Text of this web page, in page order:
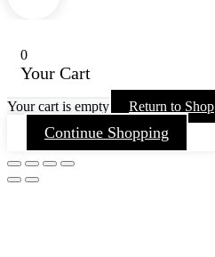
0
Your Cart
Your cart is empty Return to Shop
Continue Shopping